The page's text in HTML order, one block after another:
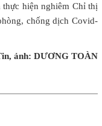
hiện nghiêm Chỉ thị
chống dịch Covid-
ảnh: DƯƠNG TOÀN